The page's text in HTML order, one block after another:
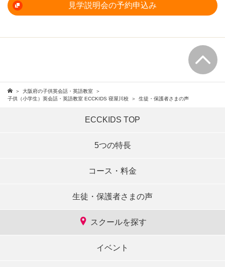
見学説明会の予約申込み
大阪府の子供英会話・英語教室
子供（小学生）英会話・英語教室 ECCKIDS 寝屋川校
生徒・保護者さまの声
ECCKIDS TOP
5つの特長
コース・料金
生徒・保護者さまの声
スクールを探す
イベント